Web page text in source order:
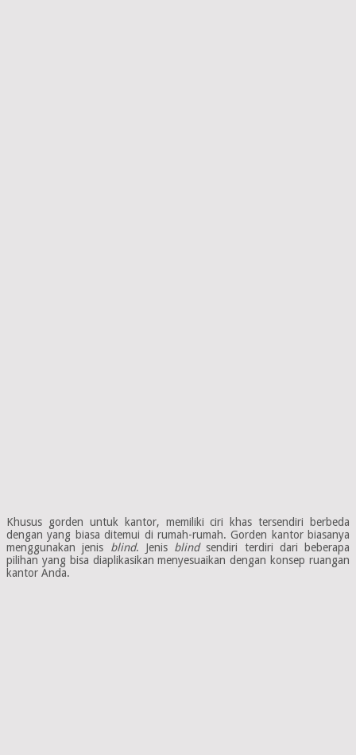
Khusus gorden untuk kantor, memiliki ciri khas tersendiri berbeda
dengan yang biasa ditemui di rumah-rumah. Gorden kantor biasanya
menggunakan jenis blind. Jenis blind sendiri terdiri dari beberapa
pilihan yang bisa diaplikasikan menyesuaikan dengan konsep ruangan
kantor Anda.